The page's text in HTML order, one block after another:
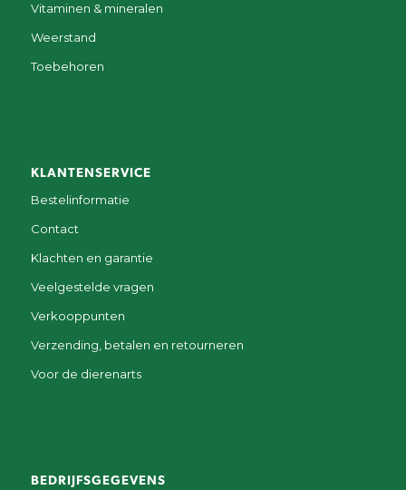
Vitaminen & mineralen
Weerstand
Toebehoren
KLANTENSERVICE
Bestelinformatie
Contact
Klachten en garantie
Veelgestelde vragen
Verkooppunten
Verzending, betalen en retourneren
Voor de dierenarts
BEDRIJFSGEGEVENS